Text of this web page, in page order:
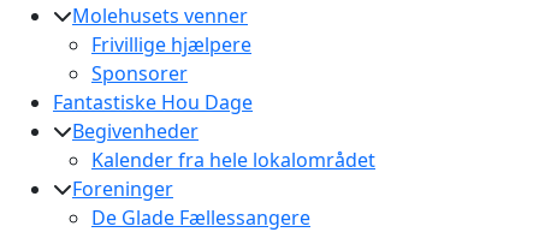
Molehusets venner
Frivillige hjælpere
Sponsorer
Fantastiske Hou Dage
Begivenheder
Kalender fra hele lokalområdet
Foreninger
De Glade Fællessangere